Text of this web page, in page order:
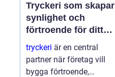
Tryckeri som skapar
synlighet och
förtroende för ditt
företag
tryckeri är en central
partner när företag vill
bygga förtroende,